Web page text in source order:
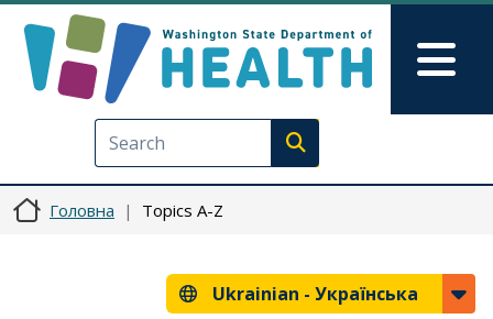
Execute search
Головна Topics A-Z
Ukrainian - Українська